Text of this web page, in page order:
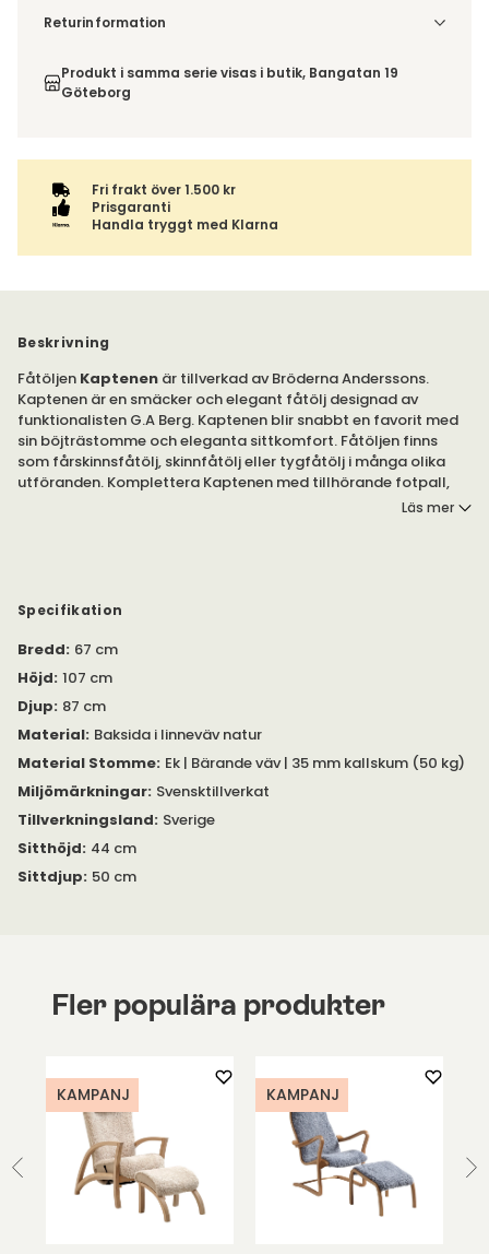
Välj utförande via 'Gör dina val' för fraktinformation på din
Returinformation
inte av ångerrätten.
Produkt i samma serie visas i butik, Bangatan 19
Göteborg
Fri frakt över 1.500 kr
Prisgaranti
Handla tryggt med Klarna
Beskrivning
Fåtöljen Kaptenen är tillverkad av Bröderna Anderssons.
Kaptenen är en smäcker och elegant fåtölj designad av
funktionalisten G.A Berg. Kaptenen blir snabbt en favorit med
sin böjträstomme och eleganta sittkomfort. Fåtöljen finns
som fårskinnsfåtölj, skinnfåtölj eller tygfåtölj i många olika
utföranden. Komplettera Kaptenen med tillhörande fotpall,
för ökad komfort. Fotpallen finns under egen produkt.
har måtten B: 47 centimeter, H: 30-38 centimeter och D: 45
centimeter.
Vill du ha liknande fåtölj men med gungfunktion? Vi erbjuder
fåtöljen Majoren, med eller utan pall.
Läs mer
Specifikation
Bredd: 67 cm
Höjd: 107 cm
Djup: 87 cm
Material: Baksida i linneväv natur
Material Stomme: Ek | Bärande väv | 35 mm kallskum (50 kg)
Miljömärkningar: Svensktillverkat
Tillverkningsland: Sverige
Sitthöjd: 44 cm
Sittdjup: 50 cm
Fler populära produkter
KAMPANJ KAMPANJ